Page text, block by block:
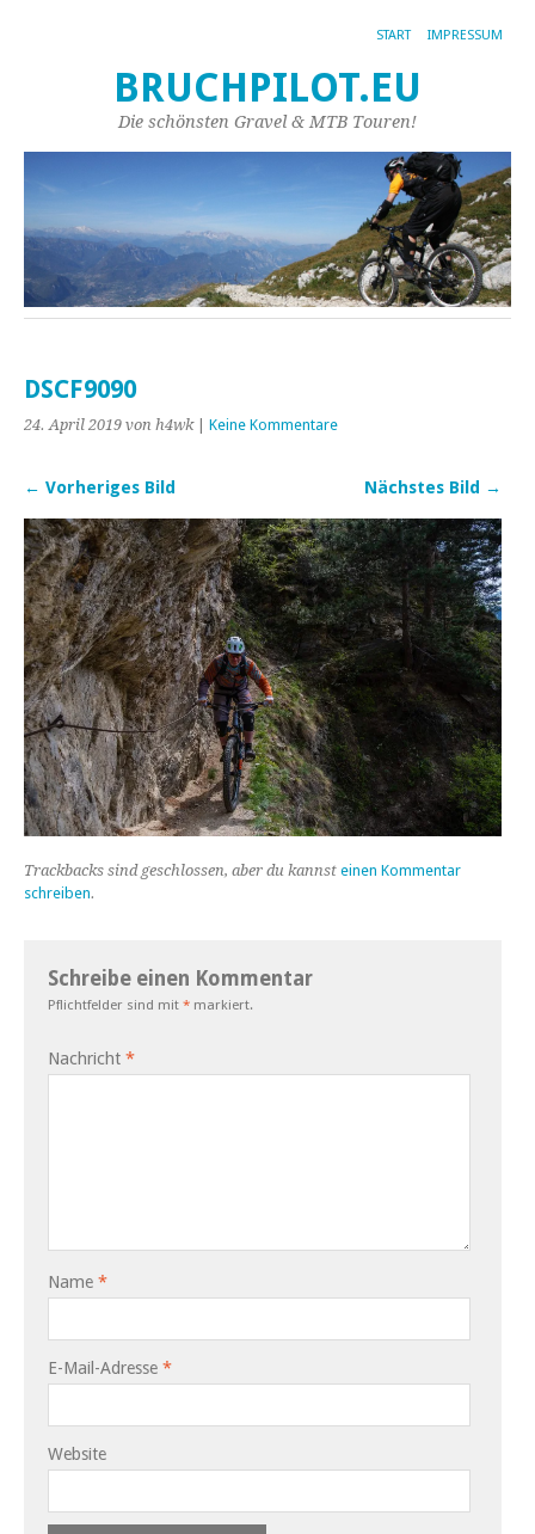
START IMPRESSUM
BRUCHPILOT.EU
Die schönsten Gravel & MTB Touren!
DSCF9090
24. April 2019 von h4wk| Keine Kommentare
← Vorheriges Bild Nächstes Bild →
Trackbacks sind geschlossen, aber du kannst einen Kommentar
schreiben.
Schreibe einen Kommentar
Pflichtfelder sind mit * markiert.
Nachricht *
Name *
E-Mail-Adresse *
Website